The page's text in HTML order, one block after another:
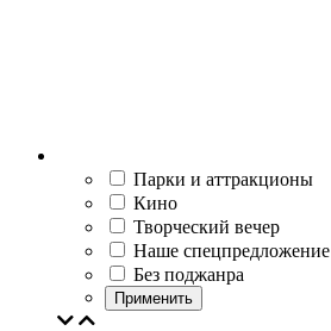
Парки и аттракционы
Кино
Творческий вечер
Наше спецпредложение
Без поджанра
Применить